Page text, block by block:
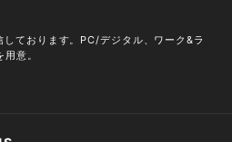
ております。PC/デジタル、ワーク&ラ
意。